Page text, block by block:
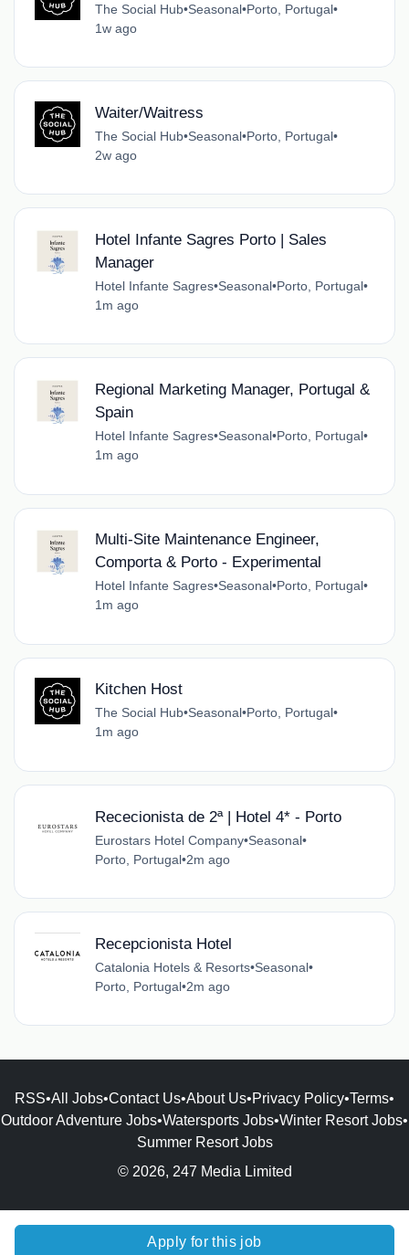
Apply for this job
The Social Hub•Seasonal•Porto, Portugal•
1w ago
Waiter/Waitress
The Social Hub•Seasonal•Porto, Portugal•
2w ago
Hotel Infante Sagres Porto | Sales
Manager
Hotel Infante Sagres•Seasonal•Porto, Portugal•
1m ago
Regional Marketing Manager, Portugal &
Spain
Hotel Infante Sagres•Seasonal•Porto, Portugal•
1m ago
Multi-Site Maintenance Engineer,
Comporta & Porto - Experimental
Hotel Infante Sagres•Seasonal•Porto, Portugal•
1m ago
Kitchen Host
The Social Hub•Seasonal•Porto, Portugal•
1m ago
Rececionista de 2ª | Hotel 4* - Porto
Eurostars Hotel Company•Seasonal•
Porto, Portugal•2m ago
Recepcionista Hotel
Catalonia Hotels & Resorts•Seasonal•
Porto, Portugal•2m ago
RSS•All Jobs•Contact Us•About Us•Privacy Policy•Terms•
Outdoor Adventure Jobs•Watersports Jobs•Winter Resort Jobs•
Summer Resort Jobs
© 2026, 247 Media Limited